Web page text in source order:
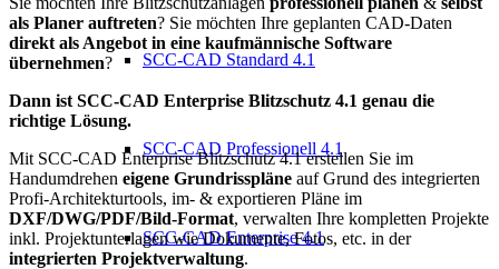
SCC-CAD Standard 4.1
SCC-CAD Professionell 4.1
SCC-CAD Enterprise 4.1
als Planer auftreten? Sie möchten Ihre geplanten CAD-Daten
direkt als Angebot in eine kaufmännische Software
übernehmen?
Dann ist SCC-CAD Enterprise Blitzschutz 4.1 genau die
richtige Lösung.
Mit SCC-CAD Enterprise Blitzschutz 4.1 erstellen Sie im
Handumdrehen eigene Grundrisspläne auf Grund des integrierten
Profi-Architekturtools, im- & exportieren Pläne im
DXF/DWG/PDF/Bild-Format, verwalten Ihre kompletten Projekte
inkl. Projektunterlagen wie Dokumente, Fotos, etc. in der
integrierten Projektverwaltung.